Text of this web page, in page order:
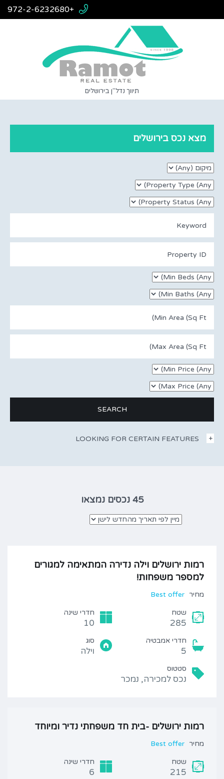
+972-2-6232680
תיווך נדל"ן בירושלים
מצא נכס בירושלים
LOOKING FOR CERTAIN FEATURES
45 נכסים נמצאו
רמות ירושלים וילה נדירה המתאימה למגורים
למספר משפחות!
מחיר Best offer
שטח
285
חדרי שינה
10
חדרי אמבטיה
5
סוג
וילה
סטטוס
נכס למכירה, נמכר
רמות ירושלים -בית חד משפחתי נדיר ומיוחד
מחיר Best offer
שטח
215
חדרי שינה
6